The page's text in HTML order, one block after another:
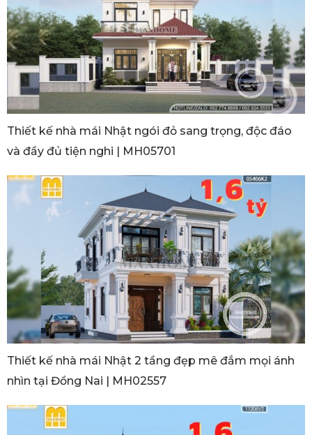
Thiết kế nhà mái Nhật ngói đỏ sang trọng, độc đáo
và đầy đủ tiện nghi | MH05701
Thiết kế nhà mái Nhật 2 tầng đẹp mê đắm mọi ánh
nhìn tại Đồng Nai | MH02557